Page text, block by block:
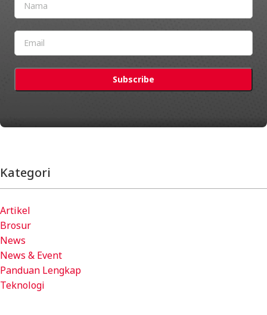
Kategori
Artikel
Brosur
News
News & Event
Panduan Lengkap
Teknologi